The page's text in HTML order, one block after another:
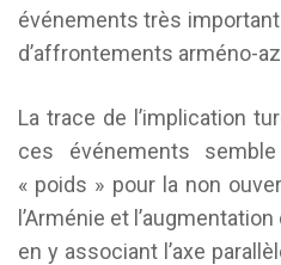
événements très
d’affrontements arméno-
La trace de l’implication
ces événements
« poids » pour la non
l’Arménie et
en y associant l’axe